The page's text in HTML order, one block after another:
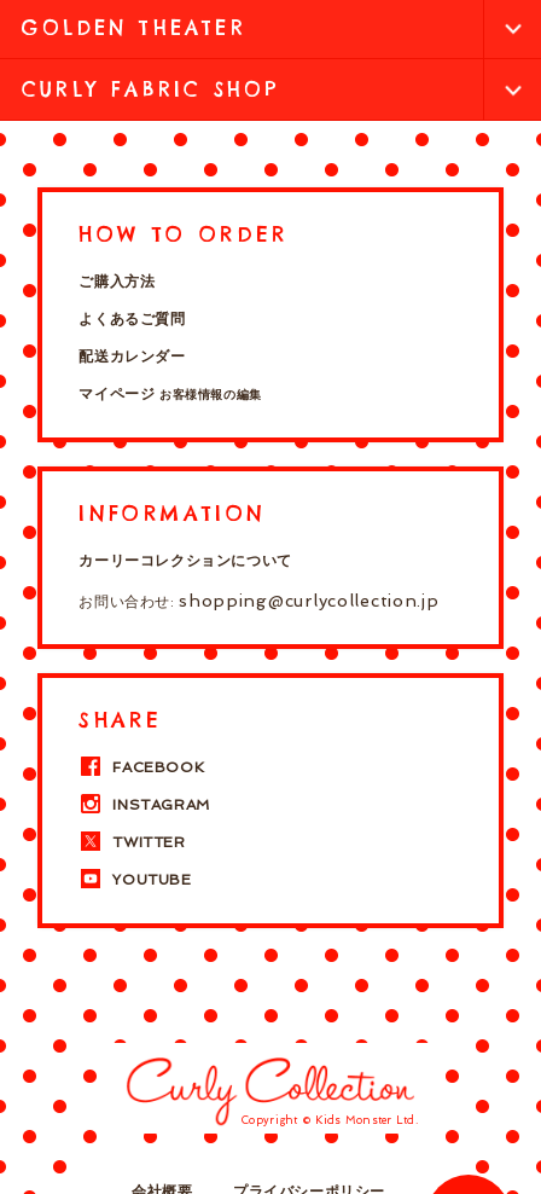
GOLDEN THEATER
CURLY FABRIC SHOP
HOW TO ORDER
ご購入方法
よくあるご質問
配送カレンダー
マイページ お客様情報の編集
INFORMATION
カーリーコレクションについて
お問い合わせ:shopping@curlycollection.jp
SHARE
FACEBOOK
INSTAGRAM
TWITTER
YOUTUBE
Copyright © Kids Monster Ltd.